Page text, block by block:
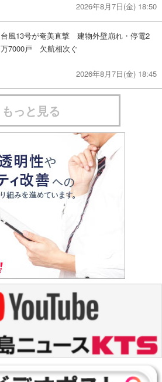
2026年8月7日(金) 18:50
台風13号が奄美直撃 建物外壁崩れ・停電2
万7000戸 欠航相次ぐ
2026年8月7日(金) 18:45
もっと見る